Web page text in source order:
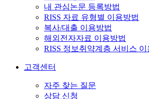
내 관심논문 등록방법
RISS 자료 유형별 이용방법
복사/대출 이용방법
해외전자자료 이용방법
RISS 정보취약계층 서비스 이
고객센터
자주 찾는 질문
상담 신청